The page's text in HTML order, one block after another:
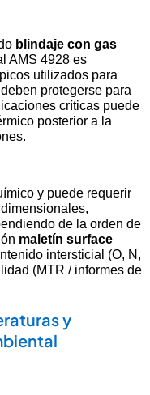
blindaje con gas
AMS 4928 es
utilizados para
protegerse para
críticas puede
posterior a la
y puede requerir
de la orden de
maletín surface
intersticial (O, N,
(MTR / informes de
y